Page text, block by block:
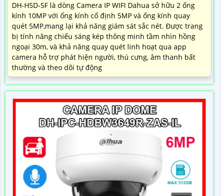
DH-H5D-5F là dòng Camera IP WIFI Dahua sở hữu 2 ống
kính 10MP với ống kính cố định 5MP và ống kính quay
quét 5MP,mang lại khả năng giám sát sắc nét. Được trang
bị tính năng chiếu sáng kép thông minh tầm nhìn hồng
ngoại 30m, và khả năng quay quét linh hoạt qua app
camera hỗ trợ phát hiện người, thú cưng, âm thanh bất
thường và theo dõi tự động